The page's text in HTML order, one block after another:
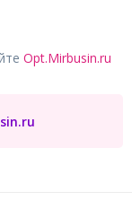
Opt.Mirbusin.ru